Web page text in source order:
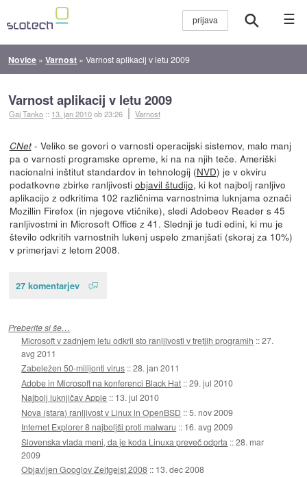
☰
Novice »Varnost »Varnost aplikacij v letu 2009
Varnost aplikacij v letu 2009
Gaj Tanko :: 13. jan 2010ob 23:26 Varnost
CNet- Veliko se govori o varnosti operacijski sistemov, malo manj
pa o varnosti programske opreme, ki na na njih teče. Ameriški
nacionalni inštitut standardov in tehnologij (NVD) je v okviru
podatkovne zbirke ranljivosti objavil študijo, ki kot najbolj ranljivo
aplikacijo z odkritima 102 različnima varnostnima luknjama označi
Mozillin Firefox (in njegove vtičnike), sledi Adobeov Reader s 45
ranljivostmi in Microsoft Office z 41. Slednji je tudi edini, ki mu je
število odkritih varnostnih lukenj uspelo zmanjšati (skoraj za 10%)
v primerjavi z letom 2008.
27 komentarjev
Preberite si še…
Microsoft v zadnjem letu odkril sto ranljivosti v tretjih programih ::27.
avg 2011
Zabeležen 50-milijonti virus ::28. jan 2011
Adobe in Microsoft na konferenci Black Hat ::29. jul 2010
Najbolj luknjičav Apple :: 13. jul 2010
Nova (stara) ranljivost v Linux in OpenBSD ::5. nov 2009
Internet Explorer 8 najboljši proti malwaru :: 16. avg 2009
Slovenska vlada meni, da je koda Linuxa preveč odprta ::28. mar
2009
Objavljen Googlov Zeitgeist 2008 :: 13. dec 2008